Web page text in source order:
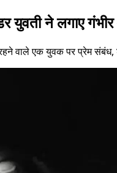
युवती ने लगाए
वाले एक युवक पर प्रेम